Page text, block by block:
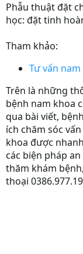
Phẫu thuật đặt
học: đặt tinh
Tham khảo:
Tư vấn
Trên là những
bệnh nam khoa
qua bài viết,
ích chăm sóc
khoa được
các biện pháp
thăm khám
thoại